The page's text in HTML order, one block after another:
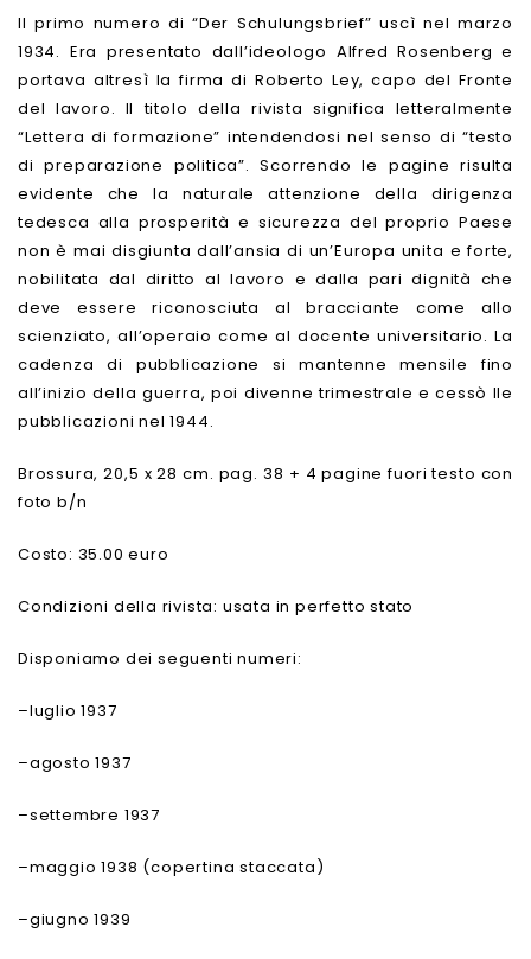
Il primo numero di “Der Schulungsbrief” uscì nel marzo
1934. Era presentato dall’ideologo Alfred Rosenberg e
portava altresì la firma di Roberto Ley, capo del Fronte
del lavoro. Il titolo della rivista significa letteralmente
“Lettera di formazione” intendendosi nel senso di “testo
di preparazione politica”. Scorrendo le pagine risulta
evidente che la naturale attenzione della dirigenza
tedesca alla prosperità e sicurezza del proprio Paese
non è mai disgiunta dall’ansia di un’Europa unita e forte,
nobilitata dal diritto al lavoro e dalla pari dignità che
deve essere riconosciuta al bracciante come allo
scienziato, all’operaio come al docente universitario. La
cadenza di pubblicazione si mantenne mensile fino
all’inizio della guerra, poi divenne trimestrale e cessò lle
pubblicazioni nel 1944.
Brossura, 20,5 x 28 cm. pag. 38 + 4 pagine fuori testo con
foto b/n
Costo: 35.00 euro
Condizioni della rivista: usata in perfetto stato
Disponiamo dei seguenti numeri:
–luglio 1937
–agosto 1937
–settembre 1937
–maggio 1938 (copertina staccata)
–giugno 1939